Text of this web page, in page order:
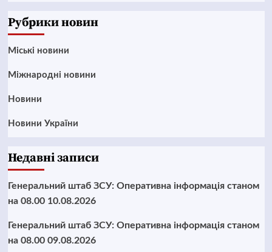
Рубрики новин
Mіські новини
Міжнародні новини
Новини
Новини України
Недавні записи
Генеральний штаб ЗСУ: Оперативна інформація станом
на 08.00 10.08.2026
Генеральний штаб ЗСУ: Оперативна інформація станом
на 08.00 09.08.2026